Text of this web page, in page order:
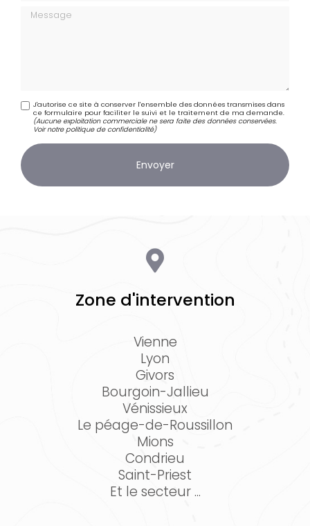
Message
J'autorise ce site à conserver l'ensemble des données transmises dans
ce formulaire pour faciliter le suivi et le traitement de ma demande.
(Aucune exploitation commerciale ne sera faite des données conservées.
Voir notrepolitique de confidentialité)
Zone d'intervention
Vienne
Lyon
Givors
Bourgoin-Jallieu
Vénissieux
Le péage-de-Roussillon
Mions
Condrieu
Saint-Priest
Et le secteur ...